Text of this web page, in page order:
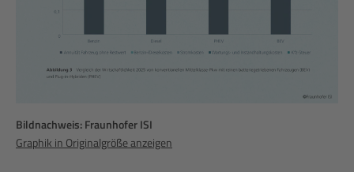
Bildnachweis: Fraunhofer ISI
Graphik in Originalgröße anzeigen